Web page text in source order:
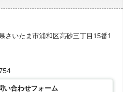
さいたま市浦和区高砂三丁目15番1
い合わせフォーム